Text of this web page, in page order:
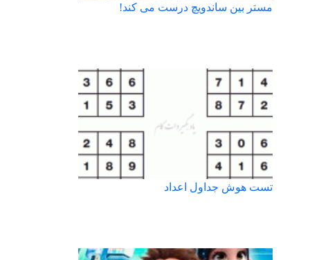
مستر بین ساندویچ درست می کند!
تست هوش جداول اعداد